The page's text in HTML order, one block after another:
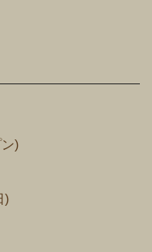
)
)